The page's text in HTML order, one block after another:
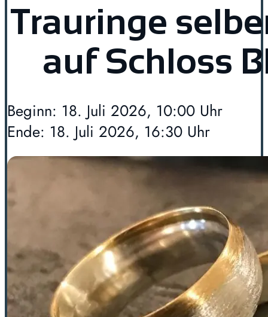
Trauringe
auf Schloss
Beginn: 18. Juli 2026, 10:00 Uhr
Ende: 18. Juli 2026, 16:30 Uhr